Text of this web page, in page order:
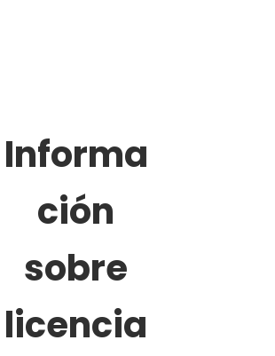
Informa
ción
sobre
licencia